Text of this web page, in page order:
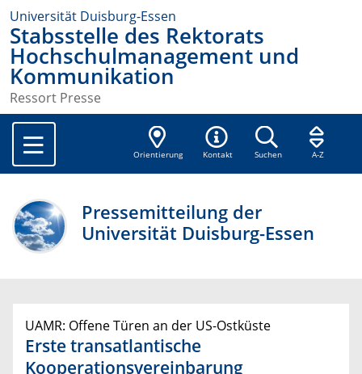
Universität Duisburg-Essen
Stabsstelle des Rektorats
Hochschulmanagement und
Kommunikation
Ressort Presse
Orientierung Kontakt Suchen A-Z
Pressemitteilung der
Universität Duisburg-Essen
UAMR: Offene Türen an der US-Ostküste
Erste transatlantische
Kooperationsvereinbarung